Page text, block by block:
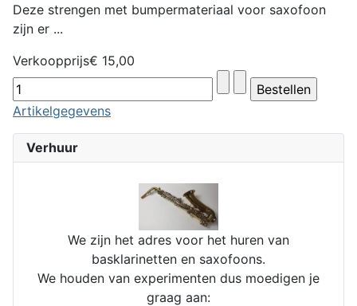
Verhuur
We zijn het adres voor het huren van
basklarinetten en saxofoons.
We houden van experimenten dus moedigen je
graag aan:
Deze strengen met bumpermateriaal voor saxofoon
zijn er ...
Verkoopprijs€ 15,00
Artikelgegevens